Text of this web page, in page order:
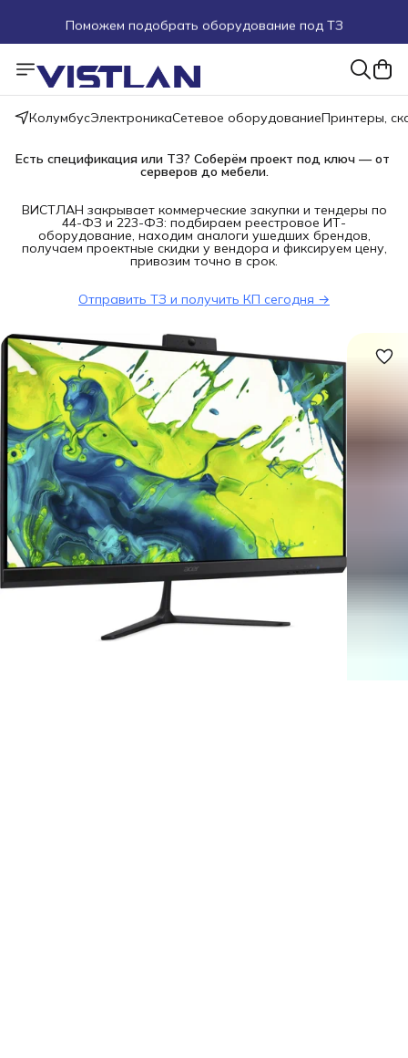
Поможем подобрать оборудование под ТЗ
Пуско-наладочные работы
Пришлите запрос на e-mail или в чат
Более 100 000 позиций в наличии и под заказ
КолумбусЭлектроникаСетевое оборудованиеПринтеры,
Есть спецификация или ТЗ? Соберём проект под ключ — от
серверов до мебели.
ВИСТЛАН закрывает коммерческие закупки и тендеры по
44-ФЗ и 223-ФЗ: подбираем реестровое ИТ-
оборудование, находим аналоги ушедших брендов,
получаем проектные скидки у вендора и фиксируем цену,
привозим точно в срок.
Отправить ТЗ и получить КП сегодня →